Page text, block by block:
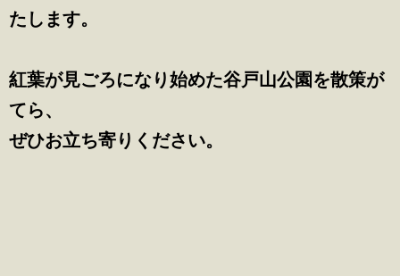
たします。
紅葉が見ごろになり始めた谷戸山公園を散策が
てら、
ぜひお立ち寄りください。